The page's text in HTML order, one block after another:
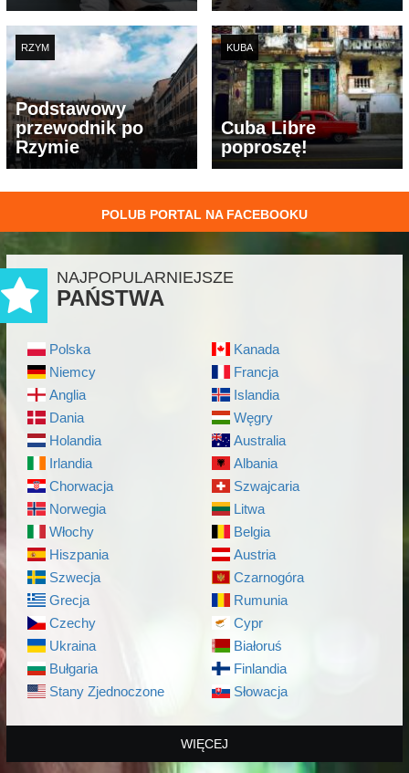
RZYM
Podstawowy
przewodnik po
Rzymie
KUBA
Cuba Libre
poproszę!
POLUB PORTAL NA FACEBOOKU
NAJPOPULARNIEJSZE
PAŃSTWA
Polska
Niemcy
Anglia
Dania
Holandia
Irlandia
Chorwacja
Norwegia
Włochy
Hiszpania
Szwecja
Grecja
Czechy
Ukraina
Bułgaria
Stany Zjednoczone
Kanada
Francja
Islandia
Węgry
Australia
Albania
Szwajcaria
Litwa
Belgia
Austria
Czarnogóra
Rumunia
Cypr
Białoruś
Finlandia
Słowacja
WIĘCEJ